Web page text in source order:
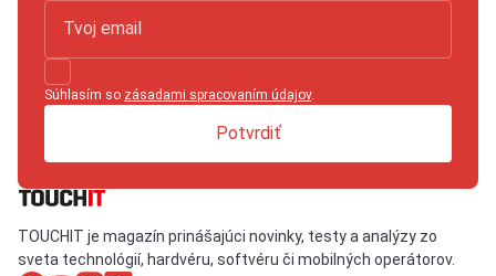
Súhlasím so zásadami spracovaním údajov.
Potvrdiť
TOUCHIT je magazín prinášajúci novinky, testy a analýzy zo
sveta technológií, hardvéru, softvéru či mobilných operátorov.